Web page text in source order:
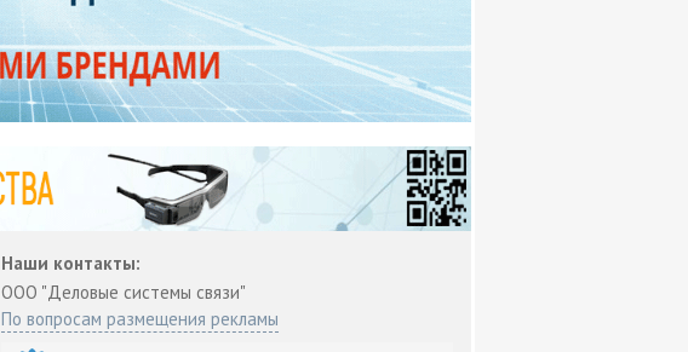
Наши контакты:
ООО "Деловые системы связи"
По вопросам размещения рекламы